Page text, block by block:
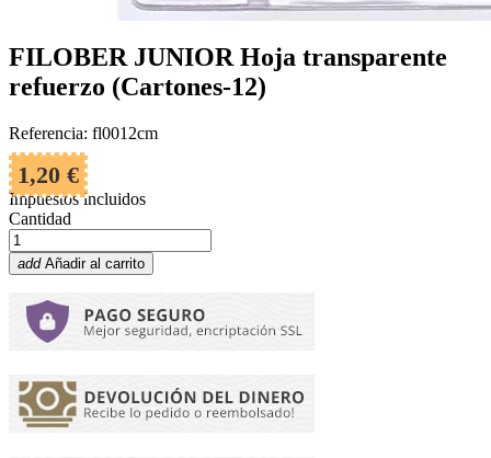
FILOBER JUNIOR Hoja transparente
refuerzo (Cartones-12)
Referencia: fl0012cm
1,20 €
Impuestos incluidos
Cantidad
add Añadir al carrito